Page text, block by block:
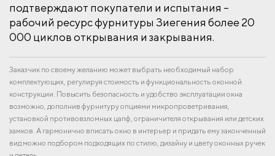
подтверждают покупатели и испытания –
рабочий ресурс фурнитуры Зиегения более 20
000 циклов открывания и закрывания.
Заказчик по своему желанию может выбрать необходимый набор
комплектующих, регулируя стоимость и функциональность оконной
конструкции. Повысить безопасность и удобство эксплуатации окна
возможно, дополнив фурнитуру опциями микропроветривания,
установкой противовзломных цапф, ограничителя открывания или детских
замков. А гармонично вписать окно в интерьер и придать ему законченный
вид можно подбором подходящих по стилю, дизайну и цвету оконных ручек